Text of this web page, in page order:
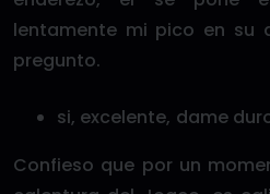
lentamente mi pico en su
pregunto.
si, excelente, dame
Confieso que por un